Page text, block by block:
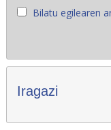
Bilatu egilearen
Iragazi